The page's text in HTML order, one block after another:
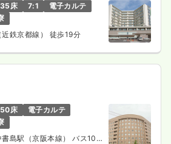
床 7:1
電子カルテ
鉄京都線） 徒歩19分
床
電子カルテ
書島駅（京阪本線） バス10